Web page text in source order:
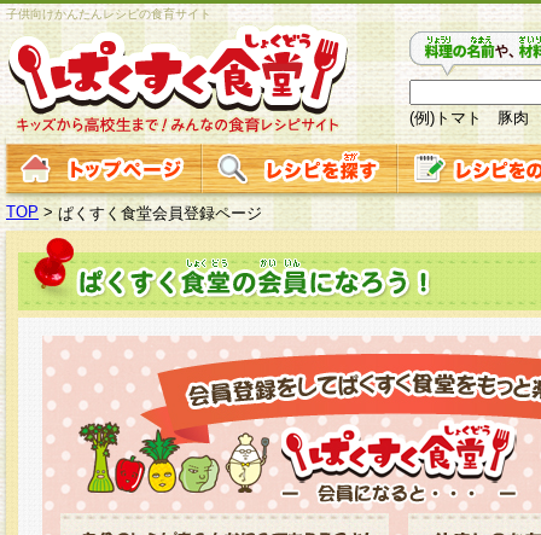
子供向けかんたんレシピの食育サイト
(例)トマト 豚肉
TOP > ぱくすく食堂会員登録ページ